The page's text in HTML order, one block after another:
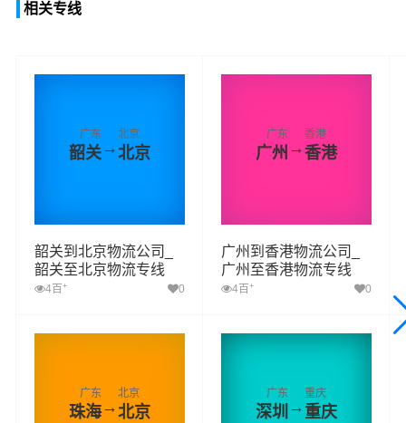
相关专线
广东
韶关→
北京
北京
韶关到北京物流公司_
韶关至北京物流专线
4百 + 0
广东
广州 →
香港
香港
广州到香港物流公司_
广州至香港物流专线
4百 + 0
广东
珠海→
北京
北京
广东
深圳→
重庆
重庆